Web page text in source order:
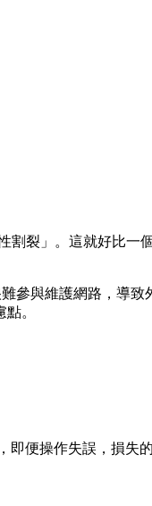
割裂」。這就好比一
參與維護網路，導
。
即便操作失誤，損失